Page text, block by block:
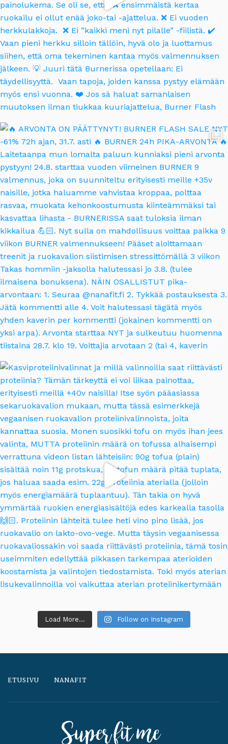
Load More... Follow on Instagram
ETUSIVU NANAFIT